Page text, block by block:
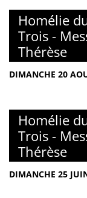
Homélie
Trois -
Thérèse
DIMANCHE 20
Homélie
Trois -
Thérèse
DIMANCHE 25